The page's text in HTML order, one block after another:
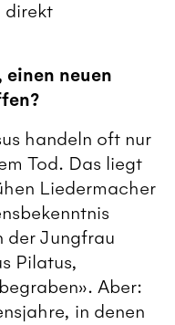
direkt
neuen
handeln oft nur
Tod. Das liegt
Liedermacher
der Jungfrau
Pilatus,
Aber:
in denen